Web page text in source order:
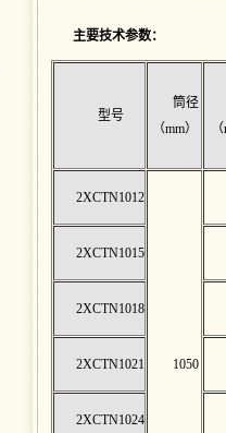
主要技术参数：
型号
筒径
（mm）
2XCTN1012
1050
2XCTN1015
2XCTN1018
2XCTN1021
2XCTN1024